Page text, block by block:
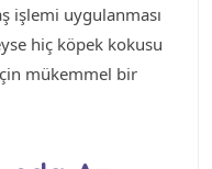
işlemi uygulanması
hiç köpek kokusu
mükemmel bir